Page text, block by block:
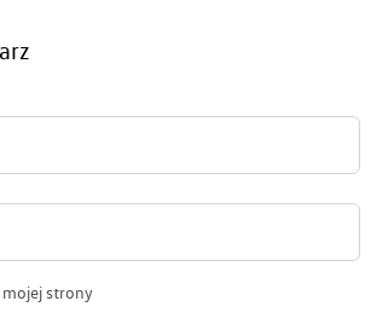
mojej strony